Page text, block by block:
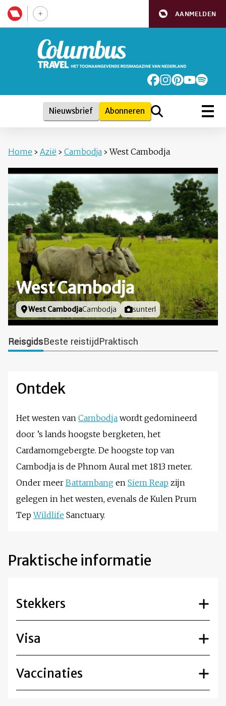
AANMELDEN
Nieuwsbrief Abonneren
Home › Azië › Cambodja › West Cambodja
West Cambodja
Locatie
West CambodjaCambodja Foto door
sunterl
ReisgidsBeste reistijdPraktisch
Ontdek
Het westen van Cambodja wordt gedomineerd
door ’s lands hoogste bergketen, het
Cardamomgebergte. De hoogste top van
Cambodja is de Phnom Aural met 1813 meter.
Onder meer Battambang en Siem Reap zijn
gelegen in het westen, evenals de Kulen Prum
TepWildlife Sanctuary.
Praktische informatie
Stekkers
Visa
Vaccinaties